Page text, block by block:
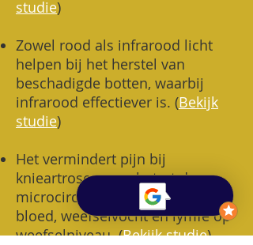
studie)
Zowel rood als infrarood licht
helpen bij het herstel van
beschadigde botten, waarbij
infrarood effectiever is. (Bekijk
studie)
Het vermindert pijn bij
knieartrose en verbetert de
microcirculatie, de circulatie van
bloed, weefselvocht en lymfe op
weefselniveau. (Bekijk studie)